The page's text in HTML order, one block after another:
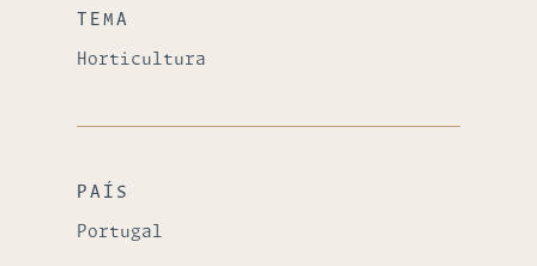
TEMA
Horticultura
PAÍS
Portugal